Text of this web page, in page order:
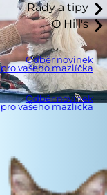
Rady a tipy
O Hill's
Odběr novinek
vašeho mazlíčka
Odběr novinek
vašeho mazlíčka